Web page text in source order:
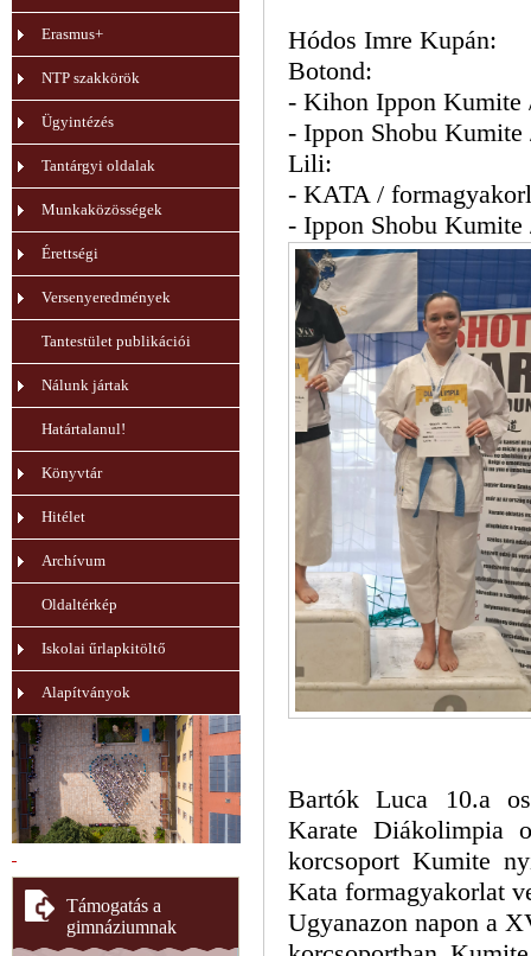
Erasmus+
NTP szakkörök
Ügyintézés
Tantárgyi oldalak
Munkaközösségek
Érettségi
Versenyeredmények
Tantestület publikációi
Nálunk jártak
Határtalanul!
Könyvtár
Hitélet
Archívum
Oldaltérkép
Iskolai űrlapkitöltő
Alapítványok
Támogatás a
gimnáziumnak
Hódos Imre Kupán:
Botond:
- Kihon Ippon Kumite
- Ippon Shobu
Lili:
- KATA /
- Ippon Shobu
Bartók Luca 10.a
Karate Diákolimpia
korcsoport Kumite
Kata formagyakorlat
Ugyanazon napon a